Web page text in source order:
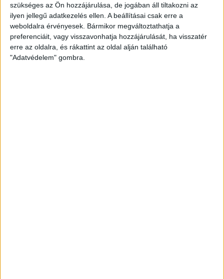
szükséges az Ön hozzájárulása, de jogában áll tiltakozni az
ilyen jellegű adatkezelés ellen. A beállításai csak erre a
weboldalra érvényesek. Bármikor megváltoztathatja a
preferenciáit, vagy visszavonhatja hozzájárulását, ha visszatér
erre az oldalra, és rákattint az oldal alján található
"Adatvédelem" gombra.